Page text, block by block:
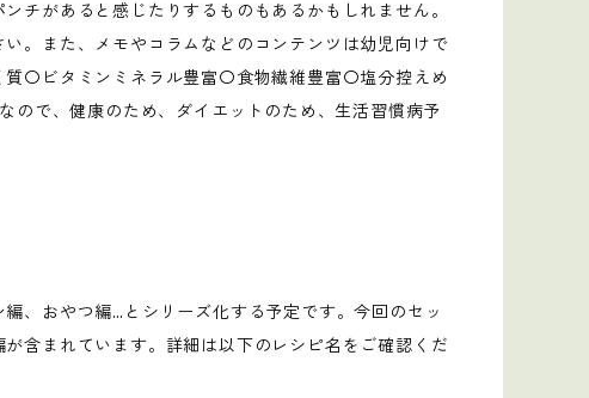
チがあると感じたりするものもあるかもしれません。
。また、メモやコラムなどのコンテンツは幼児向けで
〇ビタミンミネラル豊富〇食物繊維豊富〇塩分控えめ
で、健康のため、ダイエットのため、生活習慣病予
、おやつ編…とシリーズ化する予定です。今回のセッ
含まれています。詳細は以下のレシピ名をご確認くだ